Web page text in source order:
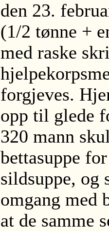
den 23.
(1/2 tønne +
med raske
forgjeves.
opp til glede
320 mann
bettasuppe
sildsuppe, og
omgang med
at de samme